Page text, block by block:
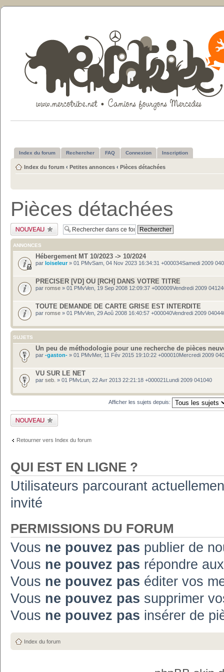
Index du forum Rechercher FAQ Connexion Inscription
Index du forum ‹ Petites annonces ‹ Pièces détachées
Pièces détachées
Publier un nouveau
sujet
ANNONCES
Hébergement MT 10/2023 -> 10/2024
par loiseleur» 01 PMvSam, 04 Nov 2023 16:34:31 +000034Samedi 2009
PRECISER [VD] OU [RCH] DANS VOTRE TITRE
par romse » 01 PMvVen, 19 Sep 2008 12:09:37 +000009Vendredi 2009
TOUTE DEMANDE DE CARTE GRISE EST INTERDITE
par romse » 01 PMvVen, 29 Aoû 2008 16:40:57 +000040Vendredi 2009
SUJETS
Un peu de méthodologie pour une recherche de pièces
par -gaston- » 01 PMvMer, 11 Fév 2015 19:10:22 +000010Mercredi 2009
VU SUR LE NET
par seb. » 01 PMvLun, 22 Avr 2013 22:21:18 +000021Lundi 2009 041040
Afficher les sujets depuis:
Publier un nouveau
sujet
Retourner vers Index du forum
QUI EST EN LIGNE ?
Utilisateurs parcourant
invité
PERMISSIONS DU FORUM
Vous ne pouvez pas publier de
Vous ne pouvez pas répondre
Vous ne pouvez pas éditer vos
Vous ne pouvez pas supprimer
Vous ne pouvez pas insérer de
Index du forum